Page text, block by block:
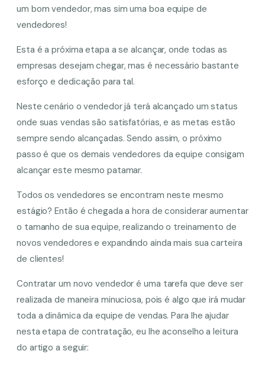
um bom vendedor, mas sim uma boa equipe de
vendedores!
Esta é a próxima etapa a se alcançar, onde todas as
empresas desejam chegar, mas é necessário bastante
esforço e dedicação para tal.
Neste cenário o vendedor já terá alcançado um status
onde suas vendas são satisfatórias, e as metas estão
sempre sendo alcançadas. Sendo assim, o próximo
passo é que os demais vendedores da equipe consigam
alcançar este mesmo patamar.
Todos os vendedores se encontram neste mesmo
estágio? Então é chegada a hora de considerar aumentar
o tamanho de sua equipe, realizando o treinamento de
novos vendedores e expandindo ainda mais sua carteira
de clientes!
Contratar um novo vendedor é uma tarefa que deve ser
realizada de maneira minuciosa, pois é algo que irá mudar
toda a dinâmica da equipe de vendas. Para lhe ajudar
nesta etapa de contratação, eu lhe aconselho a leitura
do artigo a seguir: